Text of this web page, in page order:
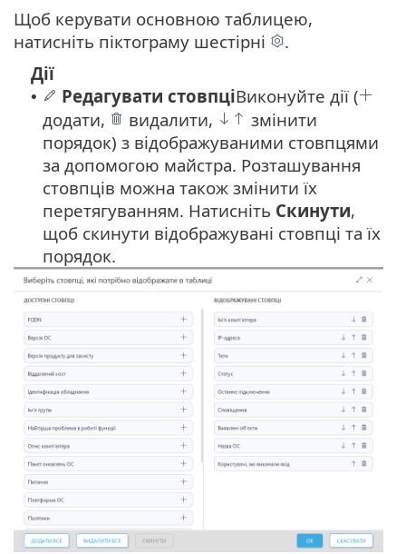
Щоб керувати основною таблицею,
натисніть піктограму шестірні
.
Дії
• Редагувати стовпціВиконуйте дії (
додати,
видалити,
змінити
порядок) з відображуваними стовпцями
за допомогою майстра. Розташування
стовпців можна також змінити їх
перетягуванням. Натисніть Скинути,
щоб скинути відображувані стовпці та їх
порядок.